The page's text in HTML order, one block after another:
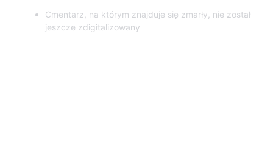
Cmentarz, na którym znajduje się zmarły, nie został
jeszcze zdigitalizowany